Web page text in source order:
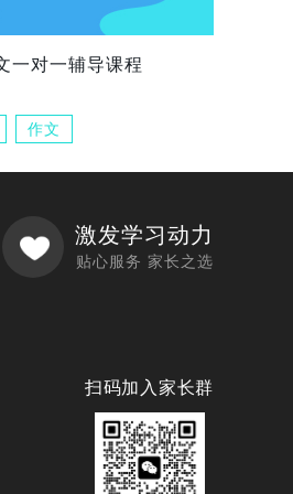
一对一辅导课程
作文
激发学习动力
贴心服务 家长之选
扫码加入家长群